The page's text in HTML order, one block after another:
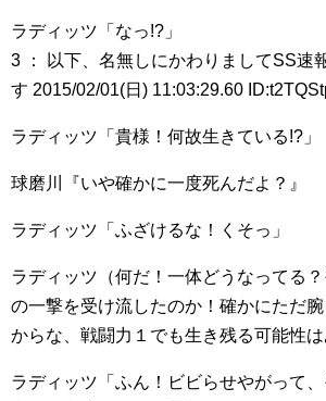
ラディッツ「なっ!?」
3 ： 以下、名無しにかわりましてSS速
す 2015/02/01(日) 11:03:29.60
ラディッツ「貴様！何故生きている!?」
球磨川『いや確かに一度死んだよ？』
ラディッツ「ふざけるな！くそっ」
ラディッツ（何だ！一体どうなってる
の一撃を受け流したのか！確かにただ
からな、戦闘力１でも生き残る可能性は
ラディッツ「ふん！ビビらせやがって